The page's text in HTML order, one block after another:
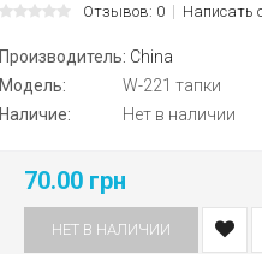
Отзывов: 0 Написать
Производитель: China
Модель:
W-221 тапки
Наличие:
Нет в наличии
70.00 грн
НЕТ В НАЛИЧИИ